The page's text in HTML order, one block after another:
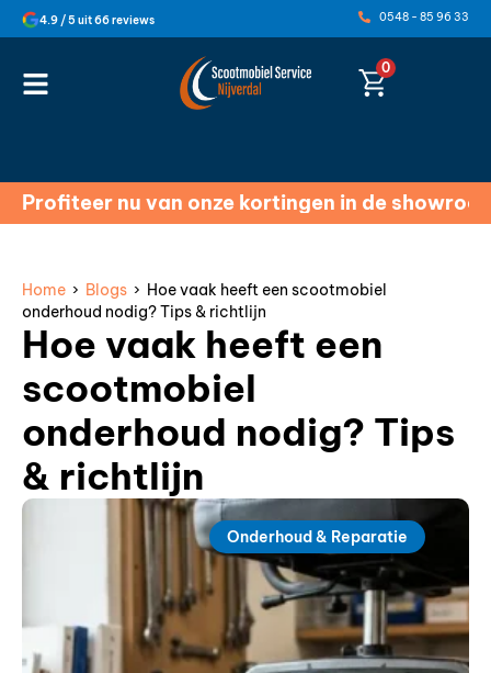
4.9 / 5 uit 66 reviews 0548 - 85 96 33
0
Profiteer nu van onze kortingen in de
Home › Blogs › Hoe vaak heeft een scootmobiel
onderhoud nodig? Tips & richtlijn
Hoe vaak heeft een
scootmobiel
onderhoud nodig? Tips
& richtlijn
Onderhoud & Reparatie